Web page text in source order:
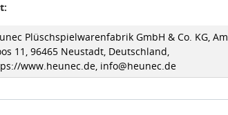
Plüschspielwarenfabrik GmbH & Co. KG, Am
11, 96465 Neustadt, Deutschland,
www.heunec.de, info@heunec.de